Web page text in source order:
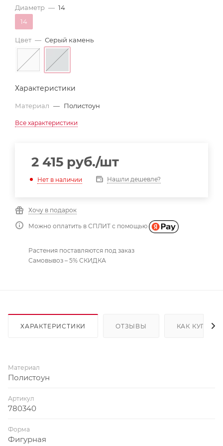
Диаметр — 14
14
Цвет — Серый камень
Характеристики
Материал — Полистоун
Все характеристики
2 415 руб./шт
Нет в наличии Нашли дешевле?
Хочу в подарок
Можно оплатить в СПЛИТ с помощью
Растения поставляются под заказ
Самовывоз – 5% СКИДКА
ХАРАКТЕРИСТИКИ ОТЗЫВЫ КАК КУПИТЬ
Материал
Полистоун
Артикул
780340
Форма
Фигурная